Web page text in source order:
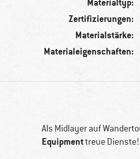
Materialtyp:
Zertifizierungen:
Materialstärke:
Materialeigenschaften:
Als Midlayer auf
Equipmenttreue Dienste!